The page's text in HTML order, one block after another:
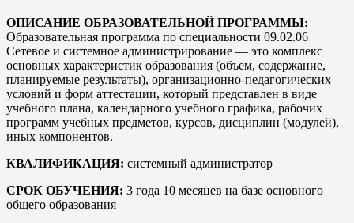
ОПИСАНИЕ ОБРАЗОВАТЕЛЬНОЙ ПРОГРАММЫ:
Образовательная программа по специальности 09.02.06
Сетевое и системное администрирование — это комплекс
основных характеристик образования (объем, содержание,
планируемые результаты), организационно-педагогических
условий и форм аттестации, который представлен в виде
учебного плана, календарного учебного графика, рабочих
программ учебных предметов, курсов, дисциплин (модулей),
иных компонентов.
КВАЛИФИКАЦИЯ: системный администратор
СРОК ОБУЧЕНИЯ: 3 года 10 месяцев на базе основного
общего образования